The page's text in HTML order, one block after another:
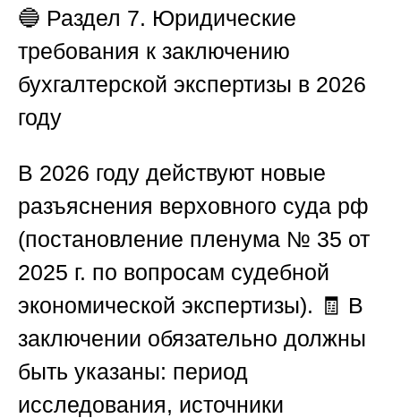
🔵 Раздел 7. Юридические
требования к заключению
бухгалтерской экспертизы в 2026
году
В 2026 году действуют новые
разъяснения верховного суда рф
(постановление пленума № 35 от
2025 г. по вопросам судебной
экономической экспертизы). 🧾 В
заключении обязательно должны
быть указаны: период
исследования, источники